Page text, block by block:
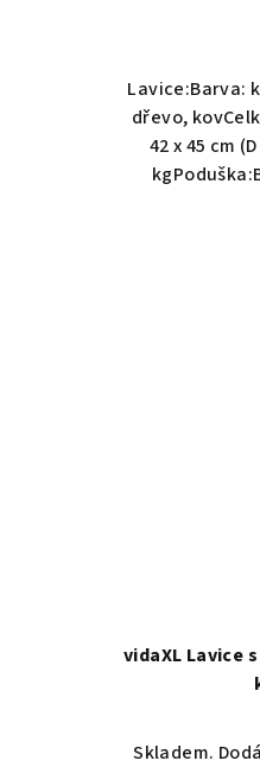
Lavice:Barva:
dřevo,
42 x 45 cm
vidaXL Lavice
Skladem.